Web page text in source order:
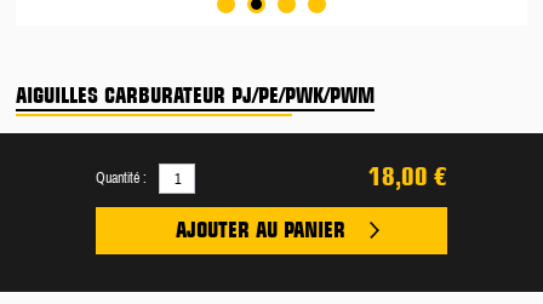
AIGUILLES CARBURATEUR PJ/PE/PWK/PWM
18,00 €
Quantité :
AJOUTER AU PANIER